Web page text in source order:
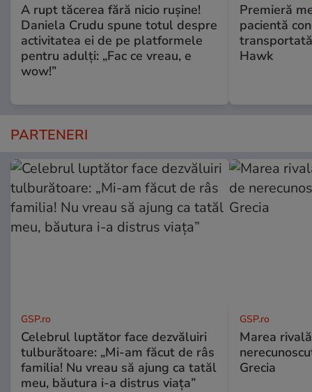
A rupt tăcerea fără nicio rușine!
Daniela Crudu spune totul despre
activitatea ei de pe platformele
pentru adulți: „Fac ce vreau, e
wow!”
Premieră
pacientă
Hawk
PARTENERI
GSP.ro
Celebrul luptător face dezvăluiri
tulburătoare: „Mi-am făcut de râs
familia! Nu vreau să ajung ca tatăl
meu, băutura i-a distrus viața”
GSP.ro
Marea
Grecia